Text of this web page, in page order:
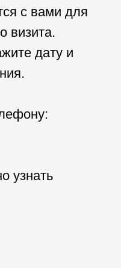
с вами для
визита.
дату и
узнать